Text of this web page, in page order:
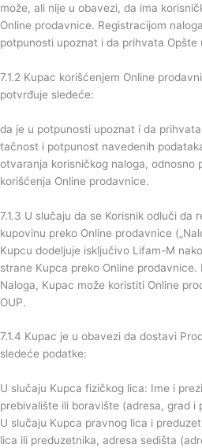
može, ali nije u obavezi, da ima
Online prodavnice. Registracijom
potpunosti upoznat i da prihvata Opšte
7.1.2 Kupac korišćenjem Online
potvrđuje sledeće:
da je u potpunosti upoznat i da prihvata
tačnost i potpunost navedenih
otvaranja korisničkog naloga, odnosno
korišćenja Online prodavnice.
7.1.3 U slučaju da se Korisnik odluči da
kupovinu preko Online prodavnice
Kupcu dodeljuje isključivo Lifam-M
strane Kupca preko Online
Naloga, Kupac može koristiti Online
OUP.
7.1.4 Kupac je u obavezi da dostavi
sledeće podatke:
U slučaju Kupca fizičkog lica: Ime i
prebivalište ili boravište (adresa, grad i
U slučaju Kupca pravnog lica i
lica ili preduzetnika, adresa sedišta